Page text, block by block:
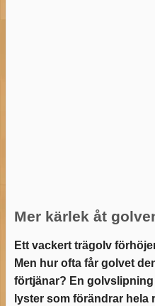
Mer kärlek åt
Ett vackert trägolv
Men hur ofta får golvet
förtjänar? En
lyster som förändrar hela